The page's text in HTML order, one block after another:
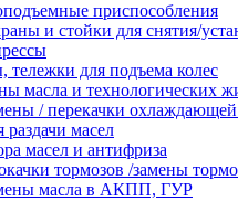
приспособления
и стойки для снятия/
для подъема колес
масла и технологических
/ перекачки
масел
масел и антифриза
тормозов /замены
масла в АКПП, ГУР